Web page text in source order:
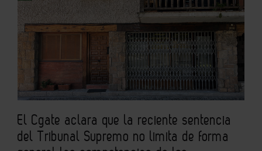
El Cgate aclara que la reciente sentencia
del Tribunal Supremo no limita de forma